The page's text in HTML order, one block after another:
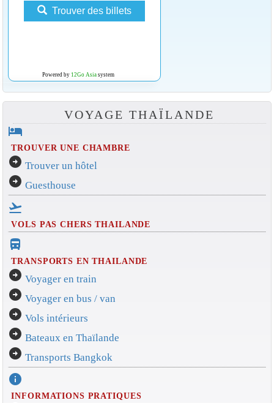
Trouver des billets
Powered by 12Go Asiasystem
VOYAGE THAÏLANDE
hotel
TROUVER UNE CHAMBRE
arrow_circle_right Trouver un hôtel
arrow_circle_right Guesthouse
flight_takeoff
VOLS PAS CHERS THAILANDE
directions_bus_filled
TRANSPORTS EN THAILANDE
arrow_circle_right Voyager en train
arrow_circle_right Voyager en bus / van
arrow_circle_right Vols intérieurs
arrow_circle_right Bateaux en Thaïlande
arrow_circle_right Transports Bangkok
info
INFORMATIONS PRATIQUES